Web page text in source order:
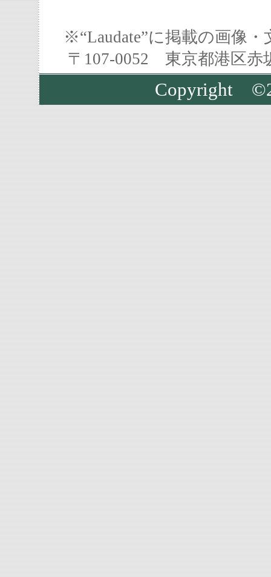
※“Laudate”に掲載の画像
〒107-0052 東京都港区
Copyright